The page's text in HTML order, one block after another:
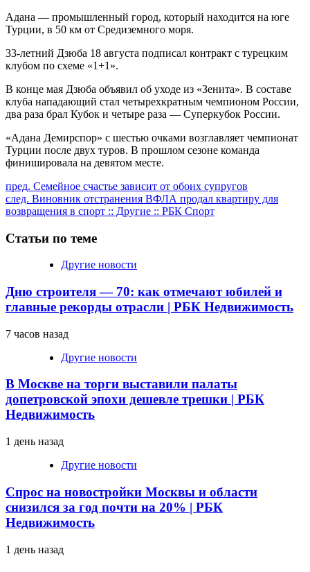
Адана — промышленный город, который находится на юге
Турции, в 50 км от Средиземного моря.
33-летний Дзюба 18 августа подписал контракт с турецким
клубом по схеме «1+1».
В конце мая Дзюба объявил об уходе из «Зенита». В составе
клуба нападающий стал четырехкратным чемпионом России,
два раза брал Кубок и четыре раза — Суперкубок России.
«Адана Демирспор» с шестью очками возглавляет чемпионат
Турции после двух туров. В прошлом сезоне команда
финишировала на девятом месте.
Продолжить
чтение
пред. Семейное счастье зависит от обоих супругов
след. Виновник отстранения ВФЛА продал квартиру для
возвращения в спорт :: Другие :: РБК Спорт
Статьи по теме
Другие новости
Дню строителя — 70: как отмечают юбилей и
главные рекорды отрасли | РБК Недвижимость
7 часов назад
Другие новости
В Москве на торги выставили палаты
допетровской эпохи дешевле трешки | РБК
Недвижимость
1 день назад
Другие новости
Спрос на новостройки Москвы и области
снизился за год почти на 20% | РБК
Недвижимость
1 день назад